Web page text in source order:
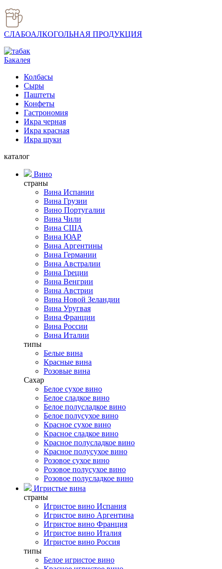
СЛАБОАЛКОГОЛЬНАЯ ПРОДУКЦИЯ
Бакалея
Колбасы
Сыры
Паштеты
Конфеты
Гастрономия
Икра черная
Икра красная
Икра щуки
каталог
Вино
страны
Вина Испании
Вина Грузии
Вино Португалии
Вина Чили
Вина США
Вина ЮАР
Вина Аргентины
Вина Германии
Вина Австралии
Вина Греции
Вина Венгрии
Вина Австрии
Вина Новой Зеландии
Вина Уругвая
Вина Франции
Вина России
Вина Италии
типы
Белые вина
Красные вина
Розовые вина
Сахар
Белое сухое вино
Белое сладкое вино
Белое полусладкое вино
Белое полусухое вино
Красное сухое вино
Красное сладкое вино
Красное полусладкое вино
Красное полусухое вино
Розовое сухое вино
Розовое полусухое вино
Розовое полусладкое вино
Игристые вина
страны
Игристое вино Испания
Игристое вино Аргентина
Игристое вино Франция
Игристое вино Италия
Игристое вино Россия
типы
Белое игристое вино